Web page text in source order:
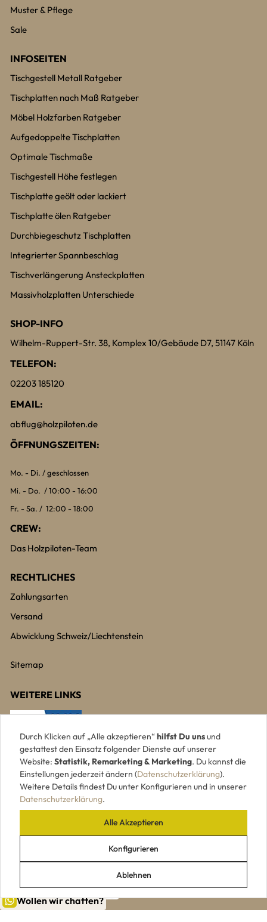
Wollen wir chatten?
Muster & Pflege
Sale
INFOSEITEN
Tischgestell Metall Ratgeber
Tischplatten nach Maß Ratgeber
Möbel Holzfarben Ratgeber
Aufgedoppelte Tischplatten
Optimale Tischmaße
Tischgestell Höhe festlegen
Tischplatte geölt oder lackiert
Tischplatte ölen Ratgeber
Durchbiegeschutz Tischplatten
Integrierter Spannbeschlag
Tischverlängerung Ansteckplatten
Massivholzplatten Unterschiede
SHOP-INFO
Wilhelm-Ruppert-Str. 38, Komplex 10/Gebäude D7, 51147 Köln
TELEFON:
02203 185120
EMAIL:
abflug@holzpiloten.de
ÖFFNUNGSZEITEN:
Mo. - Di. / geschlossen
Mi. - Do. / 10:00 - 16:00
Fr. - Sa. / 12:00 - 18:00
CREW:
Das Holzpiloten-Team
RECHTLICHES
Zahlungsarten
Versand
Abwicklung Schweiz/Liechtenstein
Sitemap
WEITERE LINKS
UNSERE ZAHLUNGSARTEN
Durch Klicken auf „Alle akzeptieren“ hilfst Du unsund
gestattest den Einsatz folgender Dienste auf unserer
Website: Statistik, Remarketing & Marketing. Du kannst die
Einstellungen jederzeit ändern (Datenschutzerklärung).
Weitere Details findest Du unter Konfigurieren und in unserer
Datenschutzerklärung.
Ablehnen
Konfigurieren
Alle Akzeptieren